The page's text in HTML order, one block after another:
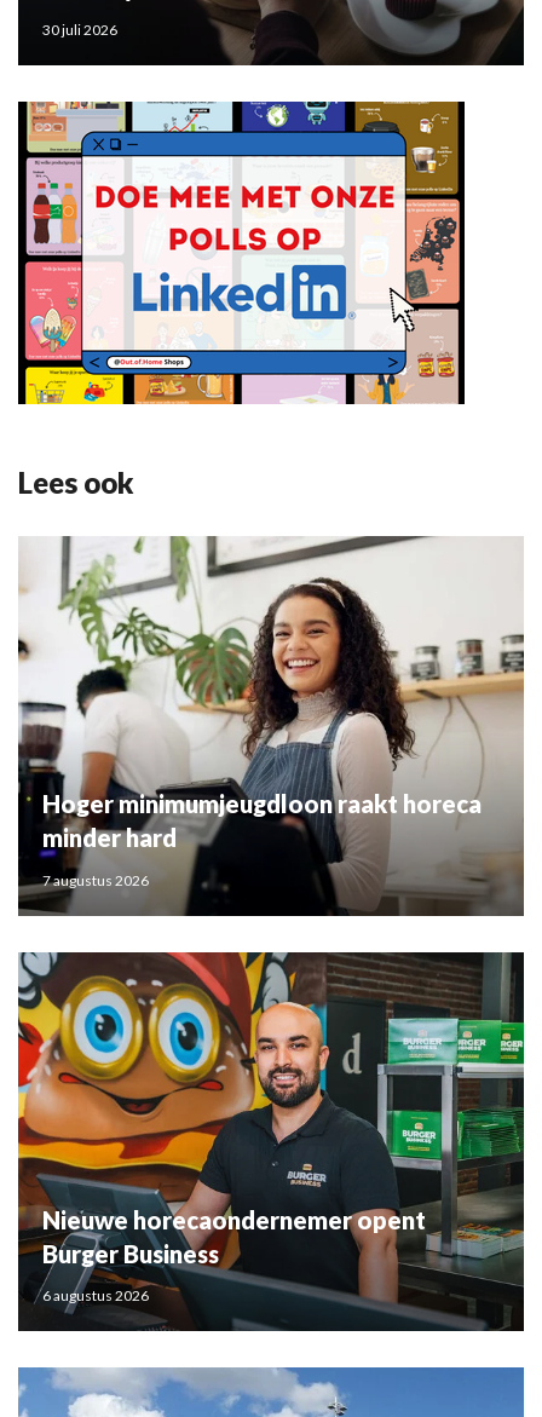
30 juli 2026
Lees ook
Hoger minimumjeugdloon raakt horeca
minder hard
7 augustus 2026
Nieuwe horecaondernemer opent
Burger Business
6 augustus 2026